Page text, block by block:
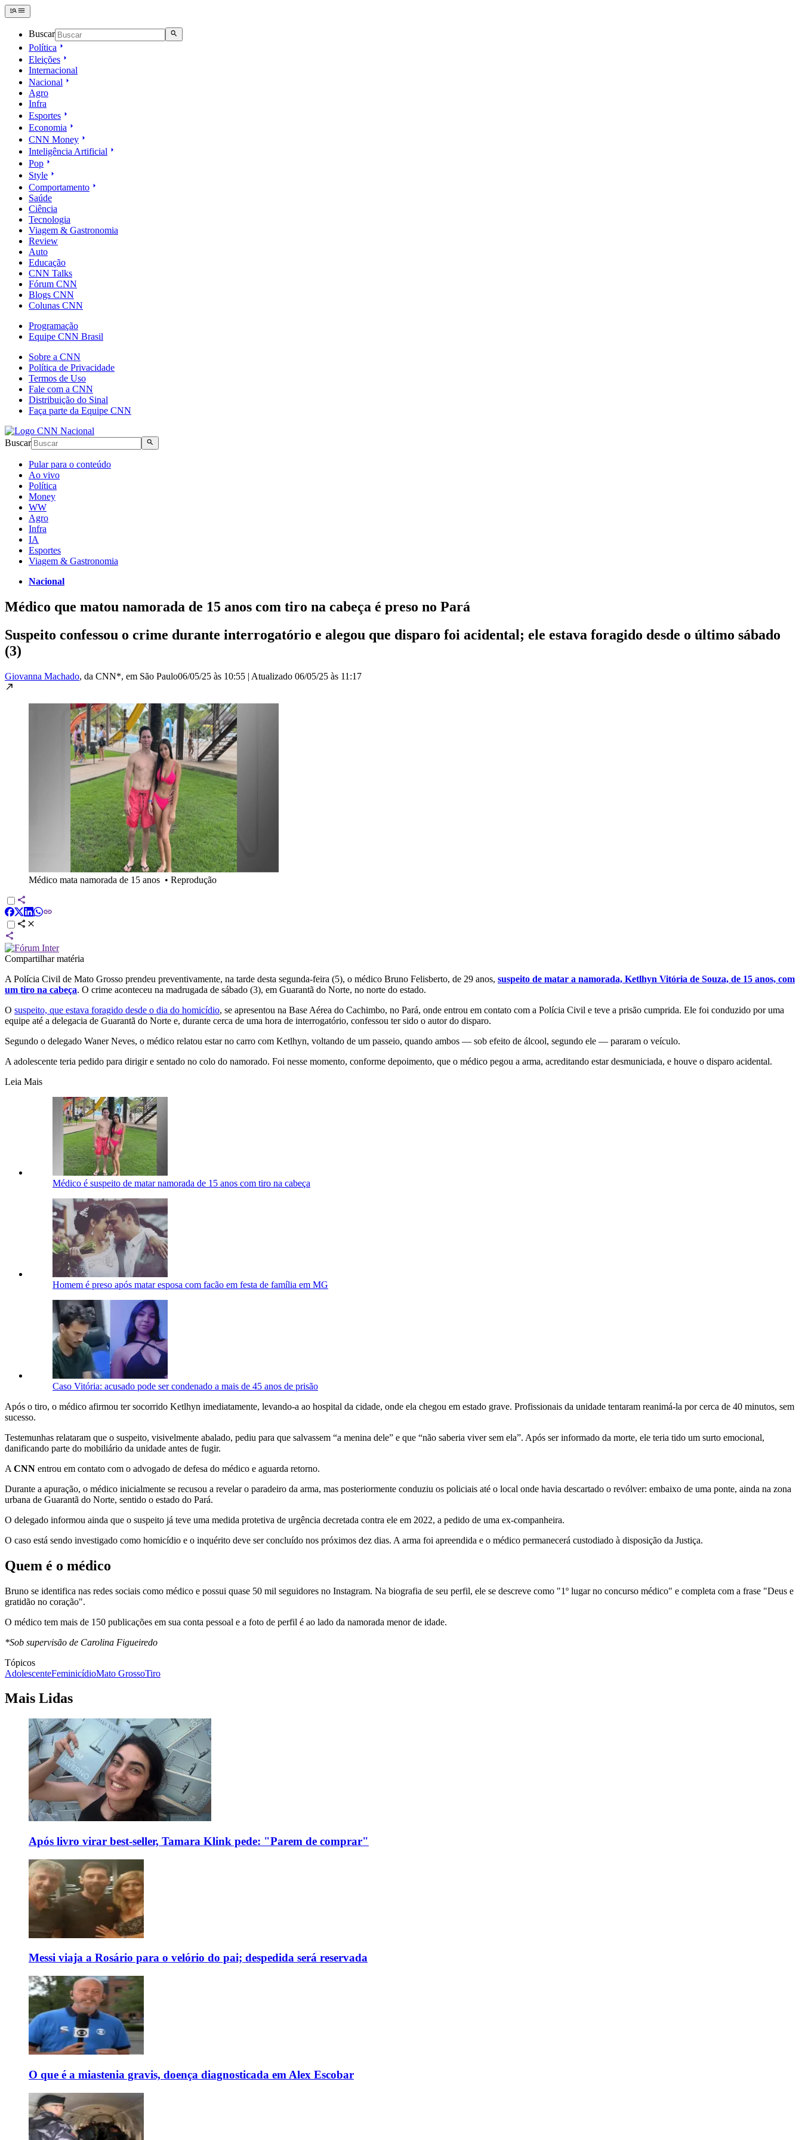
Buscar
Política
Eleições
Internacional
Nacional
Agro
Infra
Esportes
Economia
CNN Money
Inteligência Artificial
Pop
Style
Comportamento
Saúde
Ciência
Tecnologia
Viagem & Gastronomia
Review
Auto
Educação
CNN Talks
Fórum CNN
Blogs CNN
Colunas CNN
Programação
Equipe CNN Brasil
Sobre a CNN
Política de Privacidade
Termos de Uso
Fale com a CNN
Distribuição do Sinal
Faça parte da Equipe CNN
Buscar
Pular para o conteúdo
Ao vivo
Política
Money
WW
Agro
Infra
IA
Esportes
Viagem & Gastronomia
Nacional
Médico que matou namorada de 15 anos com tiro na cabeça é preso no Pará
Suspeito confessou o crime durante interrogatório e alegou que disparo foi acidental; ele estava foragido desde o último sábado
(3)
Giovanna Machado, da CNN*, em São Paulo06/05/25 às 10:55 | Atualizado 06/05/25 às 11:17
Médico mata namorada de 15 anos • Reprodução
Compartilhar matéria
A Polícia Civil de Mato Grosso prendeu preventivamente, na tarde desta segunda-feira (5), o médico Bruno Felisberto, de 29 anos, suspeito de matar a namorada, Ketlhyn Vitória de Souza, de 15 anos, com
um tiro na cabeça. O crime aconteceu na madrugada de sábado (3), em Guarantã do Norte, no norte do estado.
O suspeito, que estava foragido desde o dia do homicídio, se apresentou na Base Aérea do Cachimbo, no Pará, onde entrou em contato com a Polícia Civil e teve a prisão cumprida. Ele foi conduzido por uma
equipe até a delegacia de Guarantã do Norte e, durante cerca de uma hora de interrogatório, confessou ter sido o autor do disparo.
Segundo o delegado Waner Neves, o médico relatou estar no carro com Ketlhyn, voltando de um passeio, quando ambos — sob efeito de álcool, segundo ele — pararam o veículo.
A adolescente teria pedido para dirigir e sentado no colo do namorado. Foi nesse momento, conforme depoimento, que o médico pegou a arma, acreditando estar desmuniciada, e houve o disparo acidental.
Leia Mais
Médico é suspeito de matar namorada de 15 anos com tiro na cabeça
Homem é preso após matar esposa com facão em festa de família em MG
Caso Vitória: acusado pode ser condenado a mais de 45 anos de prisão
Após o tiro, o médico afirmou ter socorrido Ketlhyn imediatamente, levando-a ao hospital da cidade, onde ela chegou em estado grave. Profissionais da unidade tentaram reanimá-la por cerca de 40 minutos, sem
sucesso.
Testemunhas relataram que o suspeito, visivelmente abalado, pediu para que salvassem “a menina dele” e que “não saberia viver sem ela”. Após ser informado da morte, ele teria tido um surto emocional,
danificando parte do mobiliário da unidade antes de fugir.
A CNN entrou em contato com o advogado de defesa do médico e aguarda retorno.
Durante a apuração, o médico inicialmente se recusou a revelar o paradeiro da arma, mas posteriormente conduziu os policiais até o local onde havia descartado o revólver: embaixo de uma ponte, ainda na zona
urbana de Guarantã do Norte, sentido o estado do Pará.
O delegado informou ainda que o suspeito já teve uma medida protetiva de urgência decretada contra ele em 2022, a pedido de uma ex-companheira.
O caso está sendo investigado como homicídio e o inquérito deve ser concluído nos próximos dez dias. A arma foi apreendida e o médico permanecerá custodiado à disposição da Justiça.
Quem é o médico
Bruno se identifica nas redes sociais como médico e possui quase 50 mil seguidores no Instagram. Na biografia de seu perfil, ele se descreve como "1º lugar no concurso médico" e completa com a frase "Deus e
gratidão no coração".
O médico tem mais de 150 publicações em sua conta pessoal e a foto de perfil é ao lado da namorada menor de idade.
*Sob supervisão de Carolina Figueiredo
Tópicos
AdolescenteFeminicídioMato GrossoTiro
Mais Lidas
Após livro virar best-seller, Tamara Klink pede: "Parem de comprar"
Messi viaja a Rosário para o velório do pai; despedida será reservada
O que é a miastenia gravis, doença diagnosticada em Alex Escobar